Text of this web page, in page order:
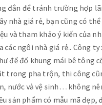
đắn để tránh trường hợp
nhà giá rẻ, bạn cũng có
và tham khảo ý kiến của
ngôi nhà giá rẻ.. Công
để đổ khung mái bê
trong pha trộn, thi công
nước và vệ sinh… không
sản phẩm có mẫu mã